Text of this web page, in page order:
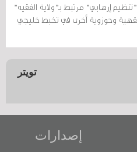
إرهابي" مرتبط بـ"ولاية الفقيه"
وحوزوية أخرى في تخبط خليجي
تويتر
إصدارات